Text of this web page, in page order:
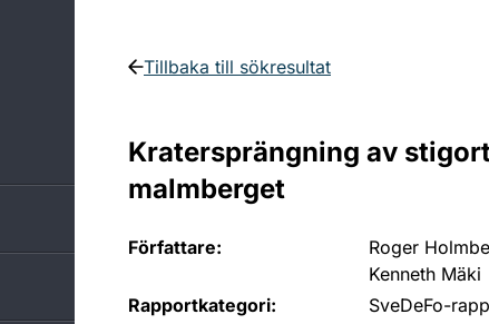
Tillbaka till sökresultat
Kratersprängning av
malmberget
Författare:
Roger
Kenneth Mäki
Rapportkategori:
SveDeFo-